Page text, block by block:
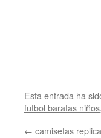
Esta entrada ha
futbol baratas niños,
← camisetas